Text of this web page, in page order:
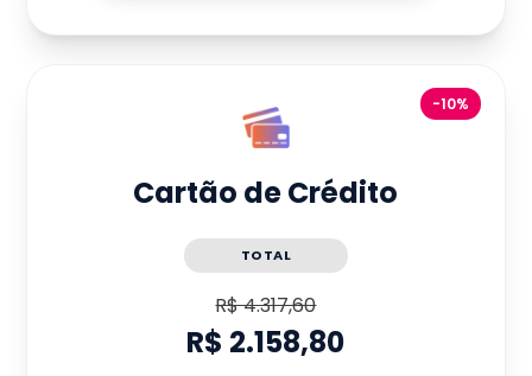
-10%
Cartão de Crédito
TOTAL
R$ 4.317,60
R$ 2.158,80